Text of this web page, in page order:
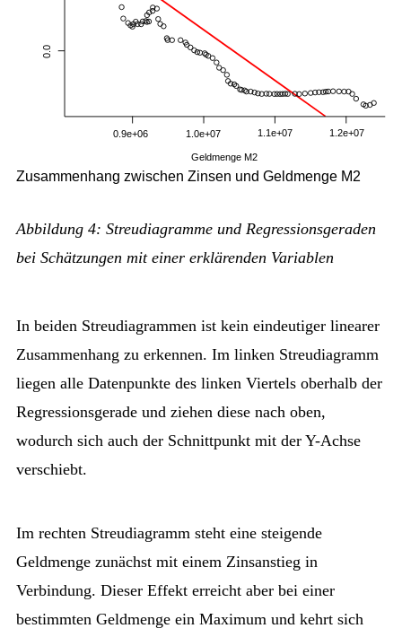
Zusammenhang zwischen Zinsen und Geldmenge M2
Abbildung 4: Streudiagramme und Regressionsgeraden
bei Schätzungen mit einer erklärenden Variablen
In beiden Streudiagrammen ist kein eindeutiger linearer
Zusammenhang zu erkennen. Im linken Streudiagramm
liegen alle Datenpunkte des linken Viertels oberhalb der
Regressionsgerade und ziehen diese nach oben,
wodurch sich auch der Schnittpunkt mit der Y-Achse
verschiebt.
Im rechten Streudiagramm steht eine steigende
Geldmenge zunächst mit einem Zinsanstieg in
Verbindung. Dieser Effekt erreicht aber bei einer
bestimmten Geldmenge ein Maximum und kehrt sich